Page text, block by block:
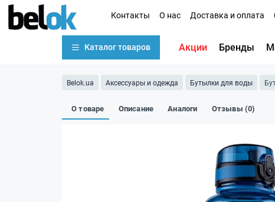
Контакты О нас Доставка и оплата
Каталог товаров Акции Бренды
Belok.ua Аксессуары и одежда Бутылки для воды
О товаре Описание Аналоги Отзывы (0)